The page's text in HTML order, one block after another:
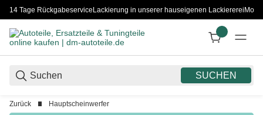
14 Tage RückgabeserviceLackierung in unserer hauseigenen Lackiererei
SUCHEN
Zurück Hauptscheinwerfer